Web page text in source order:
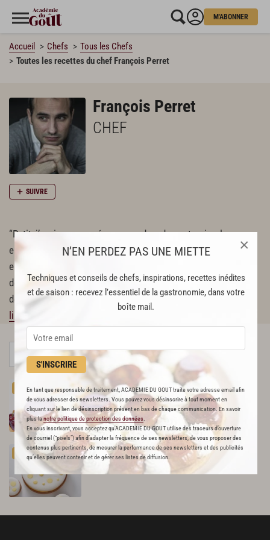
N’EN PERDEZ PAS UNE MIETTE
Techniques et conseils de chefs, inspirations, recettes inédites
et de saison : recevez l’essentiel de la gastronomie, dans votre
boîte mail.
S'INSCRIRE
En tant que responsable de traitement, ACADEMIE DU GOUT traite votre adresse email afin
de vous adresser des newsletters. Vous pouvez vous désinscrire à tout moment en
cliquant sur le lien de désinscription présent en bas de chaque communication. En savoir
plus lanotre politique de protection des données
En vous inscrivant, vous acceptez qu'ACADEMIE DU GOUT utilise des traceurs d’ouverture
de courriel (“pixels”) afin d’adapter la fréquence de ses newsletters, de vous proposer des
contenus plus pertinents, de mesurer la performance de ses newsletters et des publicités
qu’elles peuvent contenir et de gérer ses listes de diffusion.
×
M'ABONNER
Accueil Chefs
Tous les Chefs
Toutes les recettes du chef François Perret
François Perret
CHEF
SUIVRE
“Petit, j’avais remarqué que quand un dessert arrive, les gens
en parlent, en redemandent… Il attire l’attention, plus qu’une
entrée ou un plat”, souligne François Perret. Le voici donc qui
décroche un stage en troisième dans la pâtisserie de la gare
de Bourg-en-Bresse : “J’ai appris à aimer progressivement
lire la suite
PREMIUM Tarte cerises
86
PREMIUM Tartecitronenlégèreté
672